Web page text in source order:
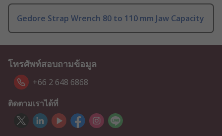
Gedore Strap Wrench 80 to 110 mm Jaw Capacity
โทรศัพท์สอบถามข้อมูล
+66 2 648 6868
ติดตามเราได้ที่